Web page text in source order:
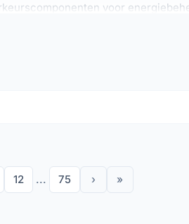
voor
van uw apparatuur dankzij
te voldoen.
12 ... 75 › »